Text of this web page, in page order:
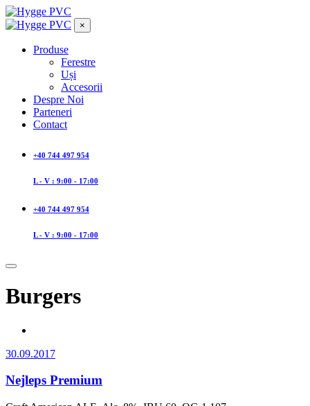
×
Produse
Ferestre
Uși
Accesorii
Despre Noi
Parteneri
Contact
+40 744 497 954
L - V : 9:00 - 17:00
+40 744 497 954
L - V : 9:00 - 17:00
Burgers
30.09.2017
Nejleps Premium